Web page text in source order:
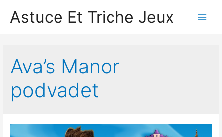
Astuce Et Triche Jeux
Ava’s Manor
podvadet